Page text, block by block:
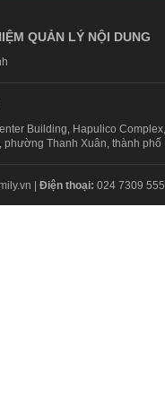
QUẢN LÝ NỘI DUNG
Building, Hapulico
phường Thanh Xuân, thành phố
| Điện thoại: 024 7309